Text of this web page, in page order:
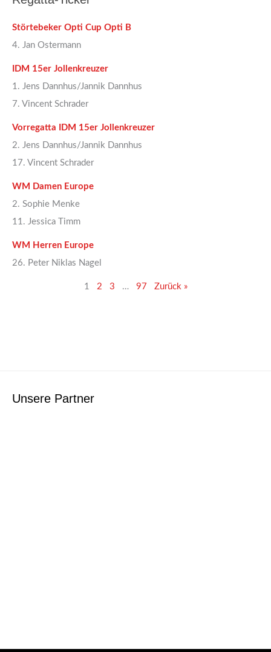
Störtebeker Opti Cup Opti B
4. Jan Ostermann
IDM 15er Jollenkreuzer
1. Jens Dannhus/Jannik Dannhus
7. Vincent Schrader
Vorregatta IDM 15er Jollenkreuzer
2. Jens Dannhus/Jannik Dannhus
17. Vincent Schrader
WM Damen Europe
2. Sophie Menke
11. Jessica Timm
WM Herren Europe
26. Peter Niklas Nagel
1 2 3 … 97 Zurück »
Unsere Partner